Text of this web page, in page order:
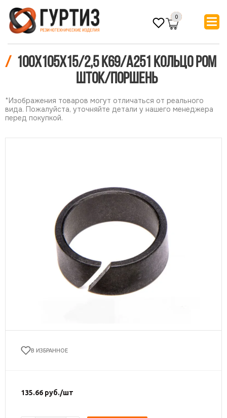
0
/ 100х105х15/2,5 К69/А251 Кольцо POM
шток/поршень
*Изображения товаров могут отличаться от реального
вида. Пожалуйста, уточняйте детали у нашего менеджера
перед покупкой.
В ИЗБРАННОЕ
135.66 руб./шт